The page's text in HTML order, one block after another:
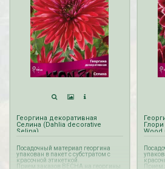
Георгина декоративная
Селина (Dahlia decorative
Selina)
Посадочный материал георгина
упакован в пакет с субстратом с
красочной этикеткой.
Прием заказов ВЕСНА на георгины
Wood
Прием